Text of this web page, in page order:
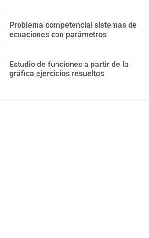
Problema competencial sistemas de
ecuaciones con parámetros
Estudio de funciones a partir de la
gráfica ejercicios resueltos